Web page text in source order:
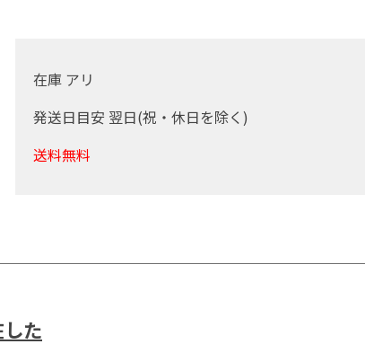
在庫 アリ
発送日目安 翌日(祝・休日を除く)
送料無料
た